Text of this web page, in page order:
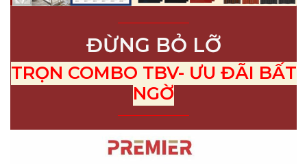
ĐỪNG BỎ LỠ
TRỌN COMBO TBV- ƯU ĐÃI BẤT
NGỜ